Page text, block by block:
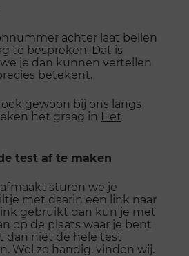
achter laat bellen
te bespreken. Dat is
je dan kunnen vertellen
betekent.
gewoon bij ons langs
het graag in Het
test af te maken
sturen we je
met daarin een link naar
gebruikt dan kun je met
op de plaats waar je bent
dan niet de hele test
Wel zo handig, vinden wij.